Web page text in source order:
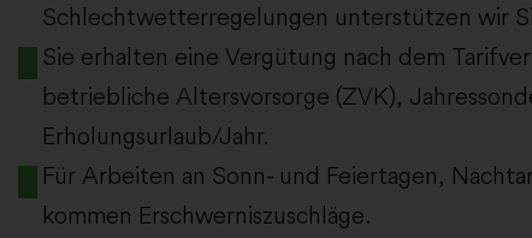
Schlechtwetterregelungen unterstützen wir
Sie erhalten eine Vergütung nach dem
betriebliche Altersvorsorge (ZVK),
Erholungsurlaub/Jahr.
Für Arbeiten an Sonn- und Feiertagen,
kommen Erschwerniszuschläge.